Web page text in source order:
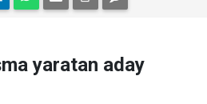
yaratan aday